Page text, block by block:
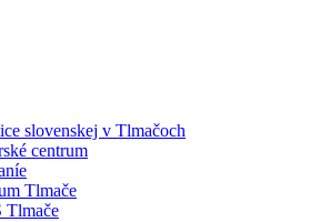
slovenskej v Tlmačoch
centrum
Tlmače
Tlmače